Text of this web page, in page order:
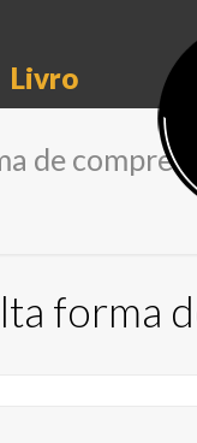
Livro
de
forma